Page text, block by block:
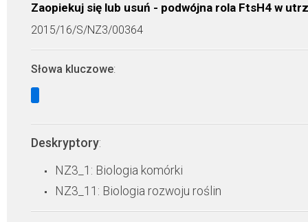
Zaopiekuj się lub usuń - podwójna rola FtsH4 w
2015/16/S/NZ3/00364
Słowa kluczowe:
Deskryptory:
NZ3_1: Biologia komórki
NZ3_11: Biologia rozwoju roślin